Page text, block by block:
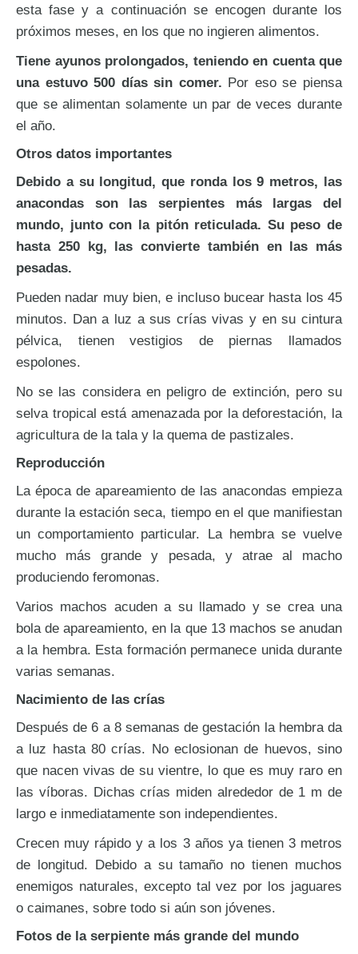
esta fase y a continuación se encogen durante los
próximos meses, en los que no ingieren alimentos.
Tiene ayunos prolongados, teniendo en cuenta que
una estuvo 500 días sin comer. Por eso se piensa
que se alimentan solamente un par de veces durante
el año.
Otros datos importantes
Debido a su longitud, que ronda los 9 metros, las
anacondas son las serpientes más largas del
mundo, junto con la pitón reticulada. Su peso de
hasta 250 kg, las convierte también en las más
pesadas.
Pueden nadar muy bien, e incluso bucear hasta los 45
minutos. Dan a luz a sus crías vivas y en su cintura
pélvica, tienen vestigios de piernas llamados
espolones.
No se las considera en peligro de extinción, pero su
selva tropical está amenazada por la deforestación, la
agricultura de la tala y la quema de pastizales.
Reproducción
La época de apareamiento de las anacondas empieza
durante la estación seca, tiempo en el que manifiestan
un comportamiento particular. La hembra se vuelve
mucho más grande y pesada, y atrae al macho
produciendo feromonas.
Varios machos acuden a su llamado y se crea una
bola de apareamiento, en la que 13 machos se anudan
a la hembra. Esta formación permanece unida durante
varias semanas.
Nacimiento de las crías
Después de 6 a 8 semanas de gestación la hembra da
a luz hasta 80 crías. No eclosionan de huevos, sino
que nacen vivas de su vientre, lo que es muy raro en
las víboras. Dichas crías miden alrededor de 1 m de
largo e inmediatamente son independientes.
Crecen muy rápido y a los 3 años ya tienen 3 metros
de longitud. Debido a su tamaño no tienen muchos
enemigos naturales, excepto tal vez por los jaguares
o caimanes, sobre todo si aún son jóvenes.
Fotos de la serpiente más grande del mundo